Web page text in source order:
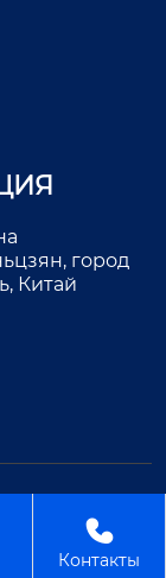
город
Китай

Контакты